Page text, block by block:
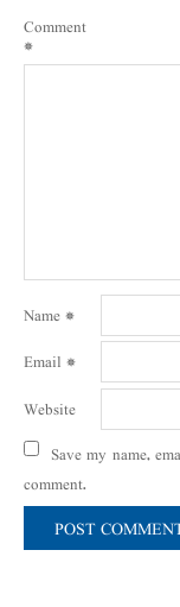
Comment
*
Name *
Email *
Website
Save my name,
comment.